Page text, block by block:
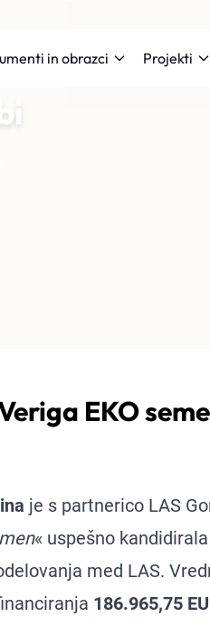
in obrazci Projekti
EKO
je s partnerico LAS
« uspešno
med LAS.
186.965,75